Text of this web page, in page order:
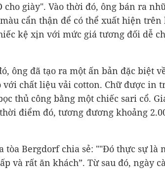
cho giày". Vào thời đó, ông bán ra
cẩn thận để có thể xuất hiện trên
kệ xịn với mức giá tương đối dễ
ông đã tạo ra một ấn bản đặc biệt
với chất liệu vải cotton. Chữ được in
thủ công bằng một chiếc sari cổ.
điểm đó, tương đương khoảng
tòa Bergdorf chia sẻ: ""Đó thực sự là
và rất ăn khách”. Từ sau đó, ngày